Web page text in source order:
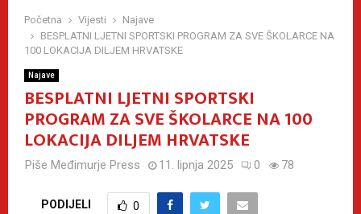
Početna Vijesti
Najave
BESPLATNI LJETNI SPORTSKI PROGRAM ZA SVE ŠKOLARCE NA
100 LOKACIJA DILJEM HRVATSKE
Najave
BESPLATNI LJETNI SPORTSKI
PROGRAM ZA SVE ŠKOLARCE NA 100
LOKACIJA DILJEM HRVATSKE
Piše Međimurje Press 11. lipnja 2025 0 78
PODIJELI 0